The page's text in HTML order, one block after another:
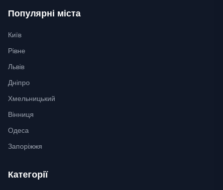
Популярні міста
Київ
Рівне
Львів
Дніпро
Хмельницький
Вінниця
Одеса
Запоріжжя
Категорії